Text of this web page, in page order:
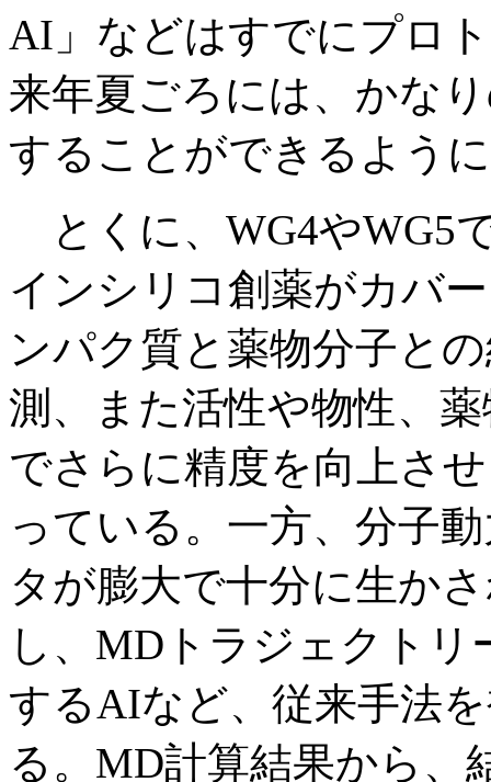
AI」などはすでにプロ
来年夏ごろには、かな
することができるよう
とくに、WG4やWG5
インシリコ創薬がカバ
ンパク質と薬物分子と
測、また活性や物性、
でさらに精度を向上さ
っている。一方、分子
タが膨大で十分に生か
し、MDトラジェクト
するAIなど、従来手法
る。MD計算結果から、